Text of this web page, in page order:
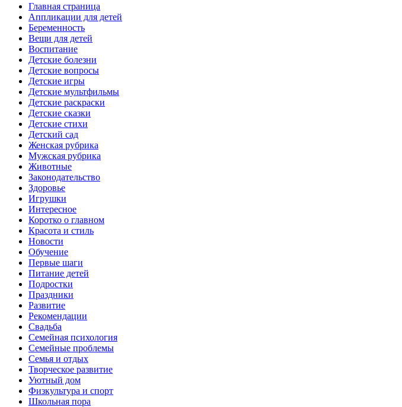
Главная страница
Аппликации для детей
Беременность
Вещи для детей
Воспитание
Детские болезни
Детские вопросы
Детские игры
Детские мультфильмы
Детские раскраски
Детские сказки
Детские стихи
Детский сад
Женская рубрика
Мужская рубрика
Животные
Законодательство
Здоровье
Игрушки
Интересное
Коротко о главном
Красота и стиль
Новости
Обучение
Первые шаги
Питание детей
Подростки
Праздники
Развитие
Рекомендации
Свадьба
Семейная психология
Семейные проблемы
Семья и отдых
Творческое развитие
Уютный дом
Физкультура и спорт
Школьная пора